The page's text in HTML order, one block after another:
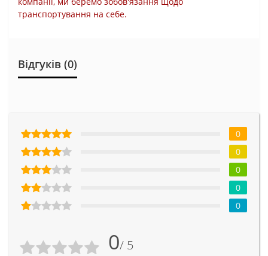
транспортування на себе.
Відгуків (0)
0/ 5
0
0
0
0
0